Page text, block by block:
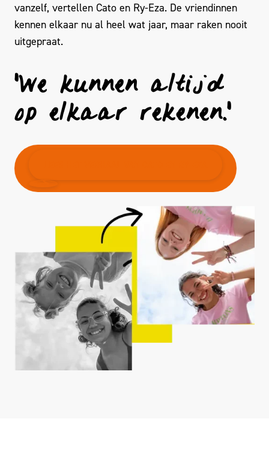
vanzelf, vertellen Cato en Ry-Eza. De vriendinnen
kennen elkaar nu al heel wat jaar, maar raken nooit
uitgepraat.
'We kunnen altijd
op elkaar rekenen.'